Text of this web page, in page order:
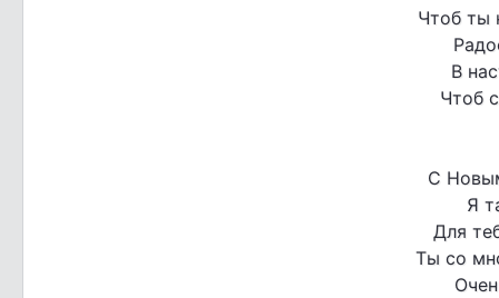
Чтоб ты
В
Чтоб
С
Я
Для
Ты со